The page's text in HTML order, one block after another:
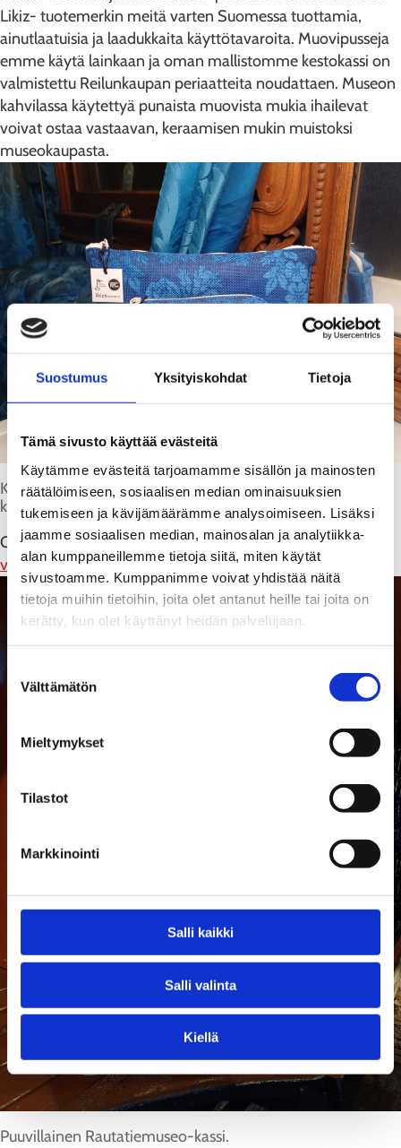
Suostumus Yksityiskohdat Tietoja
Tämä sivusto käyttää evästeitä
Käytämme evästeitä tarjoamamme sisällön ja mainosten
räätälöimiseen, sosiaalisen median ominaisuuksien
tukemiseen ja kävijämäärämme analysoimiseen. Lisäksi
jaamme sosiaalisen median, mainosalan ja analytiikka-
alan kumppaneillemme tietoja siitä, miten käytät
sivustoamme. Kumppanimme voivat yhdistää näitä
tietoja muihin tietoihin, joita olet antanut heille tai joita on
kerätty, kun olet käyttänyt heidän palvelujaan.
valinta
Välttämätön
Mieltymykset
Tilastot
Markkinointi
Salli kaikki
Salli valinta
Kiellä
Likiz- tuotemerkin meitä varten Suomessa tuottamia,
ainutlaatuisia ja laadukkaita käyttötavaroita. Muovipusseja
emme käytä lainkaan ja oman mallistomme kestokassi on
valmistettu Reilunkaupan periaatteita noudattaen. Museon
kahvilassa käytettyä punaista muovista mukia ihailevat
voivat ostaa vastaavan, keraamisen mukin muistoksi
museokaupasta.
Keisarin junan silkkiverhoilujen kuvia on käytetty
kotimaisten Likizin pussukoiden kuoseissa.
Osa museokaupan tuotteista on saatavilla myösTrafiikin
verkkokaupassa
. Tervetuloa ostoksille!
Puuvillainen Rautatiemuseo-kassi.